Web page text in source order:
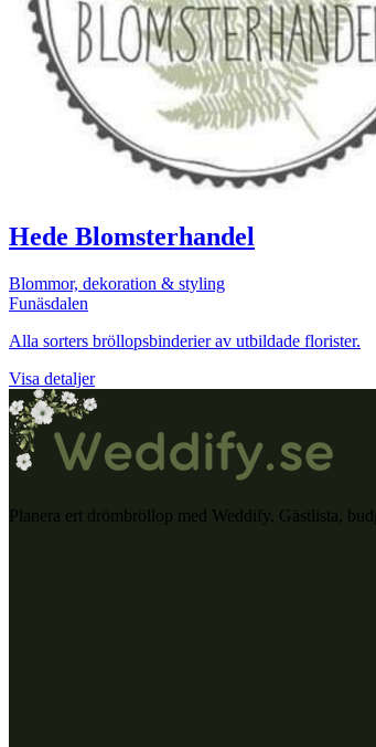
Hede Blomsterhandel
Blommor, dekoration & styling
Funäsdalen
Alla sorters bröllopsbinderier av utbildade florister.
Visa detaljer
Planera ert drömbröllop med Weddify. Gästlista,